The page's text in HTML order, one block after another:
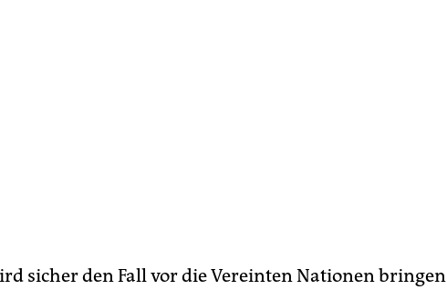
sicher den Fall vor die Vereinten Nationen bringen